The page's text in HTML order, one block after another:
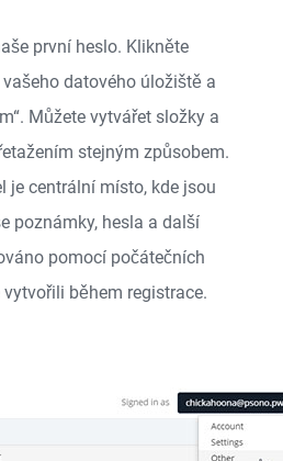
první heslo. Klikněte
datového úložiště a
Můžete vytvářet složky a
stejným způsobem.
je centrální místo, kde jsou
poznámky, hesla a další
pomocí počátečních
během registrace.